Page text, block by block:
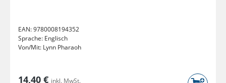
EAN:9780008194352
Sprache: Englisch
Von/Mit: Lynn Pharaoh
14,40 € inkl. MwSt.